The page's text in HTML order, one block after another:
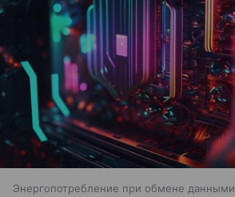
Энергопотребление при обмене данными